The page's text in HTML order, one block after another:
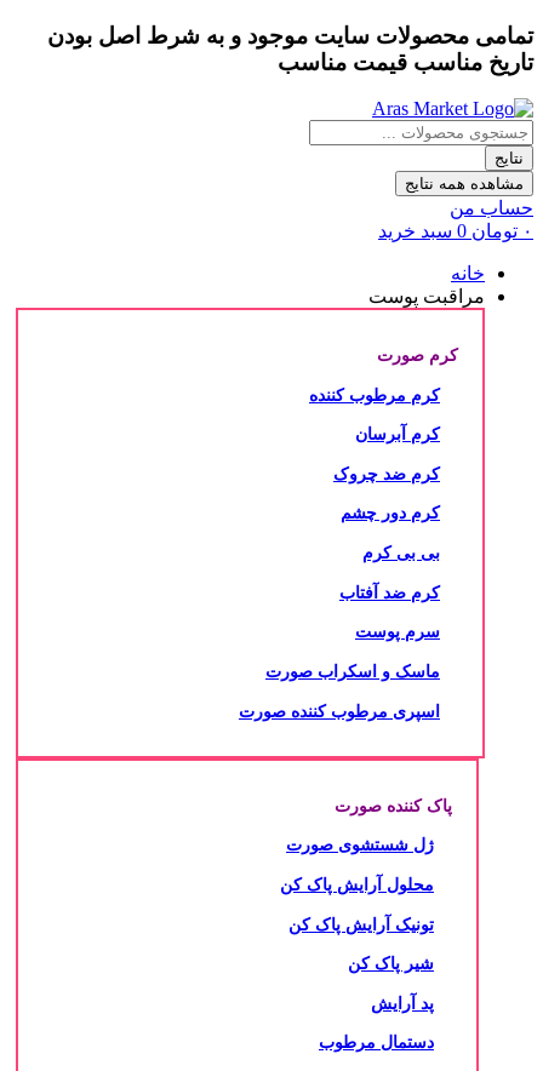
پرش
به
محتوا
تمامی محصولات سایت موجود و به شرط اصل بودن
تاریخ مناسب قیمت مناسب
جستجو
...نتایج
مشاهده همه نتایج
حساب من
۰ تومان 0 سبد خرید
خانه
مراقبت پوست
کرم صورت
کرم مرطوب کننده
کرم آبرسان
کرم ضد چروک
کرم دور چشم
بی بی کرم
کرم ضد آفتاب
سرم پوست
ماسک و اسکراب صورت
اسپری مرطوب کننده صورت
پاک کننده صورت
ژل شستشوی صورت
محلول آرایش پاک کن
تونیک آرایش پاک کن
شیر پاک کن
پد آرایش
دستمال مرطوب